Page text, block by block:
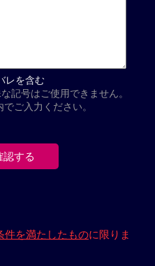
レを含む
記号はご使用できません。
ご入力ください。
件を満たしたものに限りま